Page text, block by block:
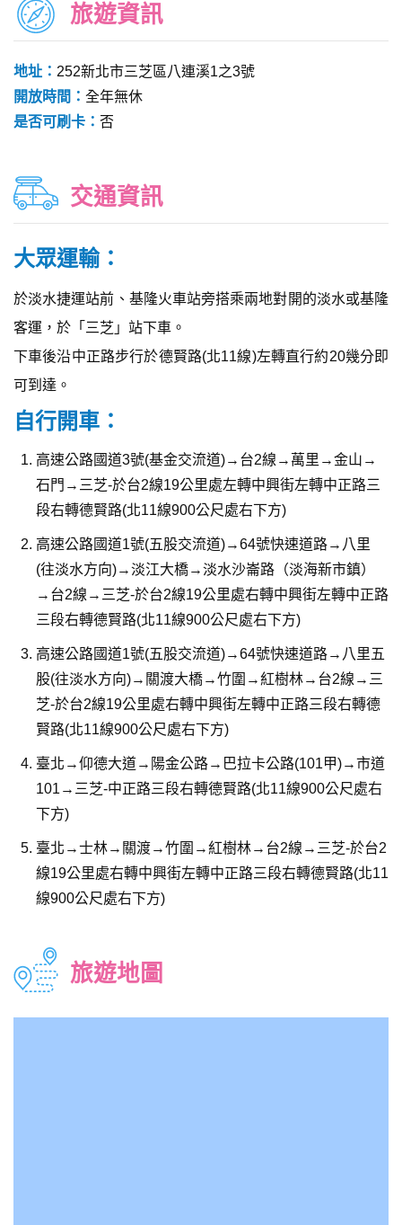
旅遊資訊
地址： 252新北市三芝區八連溪1之3號
開放時間： 全年無休
是否可刷卡： 否
交通資訊
大眾運輸：
於淡水捷運站前、基隆火車站旁搭乘兩地對開的淡水或基隆
客運，於「三芝」站下車。
下車後沿中正路步行於德賢路(北11線)左轉直行約20幾分即
可到達。
自行開車：
高速公路國道3號(基金交流道)→台2線→萬里→金山→
石門→三芝-於台2線19公里處左轉中興街左轉中正路三
段右轉德賢路(北11線900公尺處右下方)
高速公路國道1號(五股交流道)→64號快速道路→八里
(往淡水方向)→淡江大橋→淡水沙崙路（淡海新市鎮）
→台2線→三芝-於台2線19公里處右轉中興街左轉中正路
三段右轉德賢路(北11線900公尺處右下方)
高速公路國道1號(五股交流道)→64號快速道路→八里五
股(往淡水方向)→關渡大橋→竹圍→紅樹林→台2線→三
芝-於台2線19公里處右轉中興街左轉中正路三段右轉德
賢路(北11線900公尺處右下方)
臺北→仰德大道→陽金公路→巴拉卡公路(101甲)→市道
101→三芝-中正路三段右轉德賢路(北11線900公尺處右
下方)
臺北→士林→關渡→竹圍→紅樹林→台2線→三芝-於台2
線19公里處右轉中興街左轉中正路三段右轉德賢路(北11
線900公尺處右下方)
旅遊地圖